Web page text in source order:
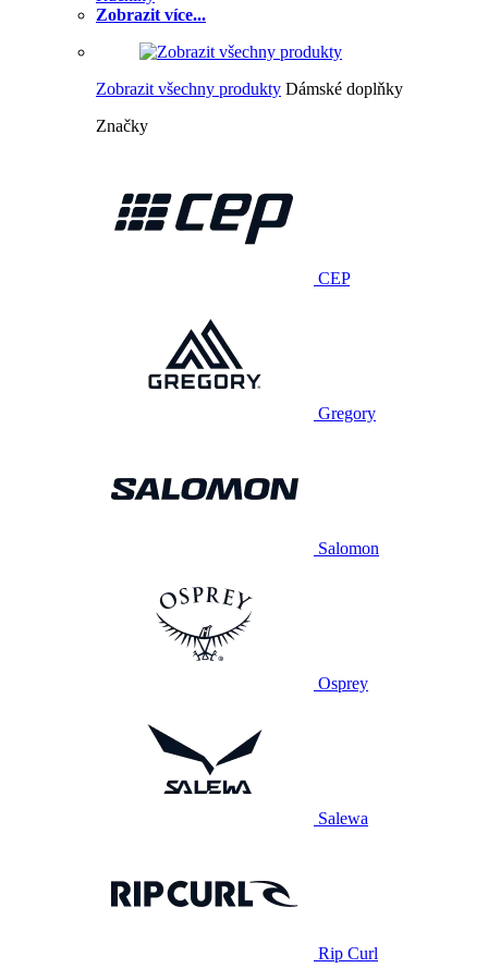
Zobrazit více...
Zobrazit všechny produkty Dámské doplňky
Značky
CEP
Gregory
Salomon
Osprey
Salewa
Rip Curl